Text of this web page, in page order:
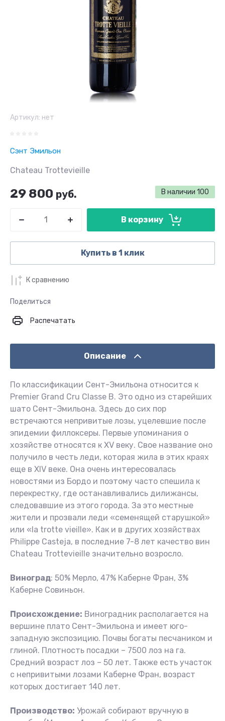
Артикул: нет
Сэнт Эмильон
Chateau Trottevieille
В наличии 100
29 800 руб.
В корзину
Купить в 1 клик
К сравнению
Поделиться
Распечатать
Описание
По классификации Сент-Эмильона относится к
Premier Grand Cru Classe B. Это одно из старейших
шато Сент-Эмильона. Здесь до сих пор
встречаются непривитые лозы, уцелевшие после
эпидемии филлоксеры. Первые упоминания о
хозяйстве относятся к XV веку. Свое название оно
получило в честь леди, которая жила в этих краях
еще в XIV веке. Она очень интересовалась
новостями из Бордо и поэтому часто спешила к
перекрестку, где останавливались дилижансы,
следовавшие из этого города. За это местные
жители и прозвали леди «семенящей старушкой»
или «la trotte vieille». Как и в других хозяйствах
Philippe Casteja, в последние 7-8 лет качество вин
Chateau Trottevieille значительно возросло.
Виноград: 50% Мерло, 47% Каберне Фран, 3%
Каберне Совиньон.
Происхождение: Виноградник располагается на
вершине плато Сент-Эмильона и имеет юго-
западную экспозицию. Почвы богаты песчаником и
глиной. Плотность посадки – 7500 лоз на га.
Средний возраст лоз – 50 лет. Также есть участок
с непривитыми лозами Каберне Фран, возраст
которых достигает 140 лет.
Производство: Урожай собирают вручную в